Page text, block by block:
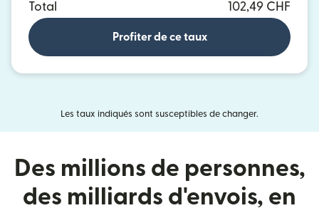
Total
102,49 CHF
Profiter de ce taux
Les taux indiqués sont susceptibles de changer.
Des millions de personnes,
des milliards d'envois, en